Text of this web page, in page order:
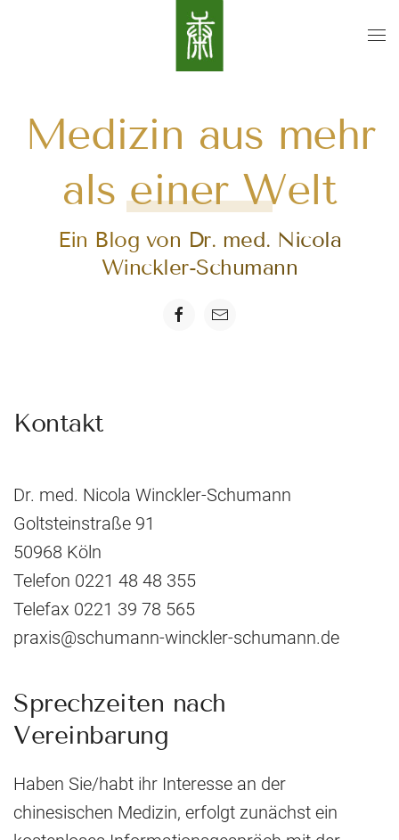
Medizin aus mehr
als einer Welt
Ein Blog von Dr. med. Nicola
Winckler-Schumann
Kontakt
Dr. med. Nicola Winckler-Schumann
Goltsteinstraße 91
50968 Köln
Telefon 0221 48 48 355
Telefax 0221 39 78 565
praxis@schumann-winckler-schumann.de
Sprechzeiten nach
Vereinbarung
Haben Sie/habt ihr Interesse an der
chinesischen Medizin, erfolgt zunächst ein